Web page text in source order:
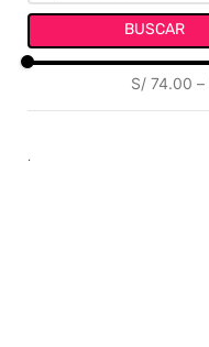
MAFALDA (1)
Mostrar 3 más
BUSCAR
S/ 74.00 –
.